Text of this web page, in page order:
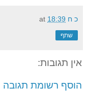
כ ח at 18:39
שתף
אין תגובות:
הוסף רשומת תגובה